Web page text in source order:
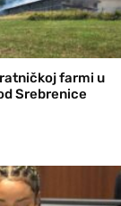
farmi u
Srebrenice